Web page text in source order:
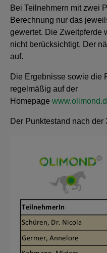
Bei Teilnehmern mit zwei
Berechnung nur das
gewertet. Die Zweitpferde
nicht berücksichtigt. Der
auf.
Die Ergebnisse sowie die
regelmäßig auf der
Homepage
Der Punktestand nach der